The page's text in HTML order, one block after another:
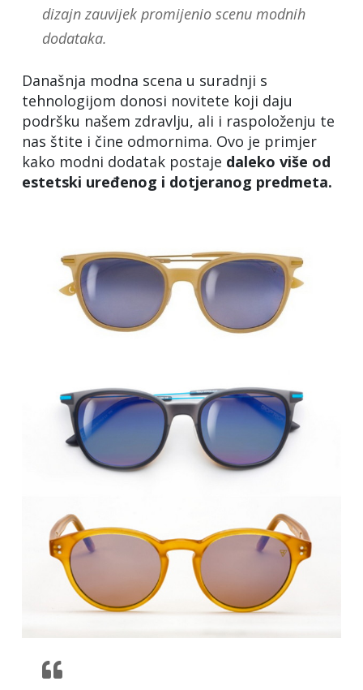
dizajn zauvijek promijenio scenu modnih
dodataka.
Današnja modna scena u suradnji s
tehnologijom donosi novitete koji daju
podršku našem zdravlju, ali i raspoloženju te
nas štite i čine odmornima. Ovo je primjer
kako modni dodatak postaje daleko više od
estetski uređenog i dotjeranog predmeta.